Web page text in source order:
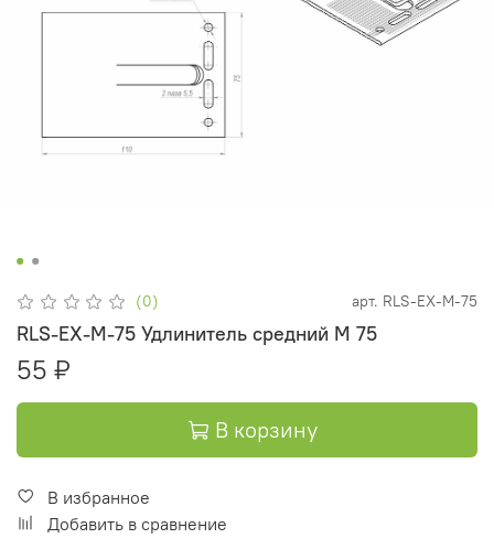
(0) арт. RLS-EX-M-75
RLS-EX-M-75 Удлинитель средний M 75
55 ₽
В корзину
В избранное
Добавить в сравнение